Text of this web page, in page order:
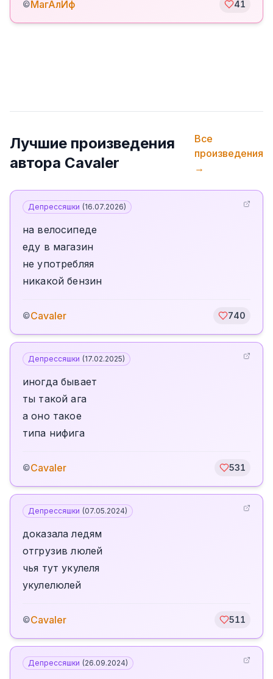
©МагАлИф 41
Лучшие произведения
автора Cavaler
Все
произведения
→
Депрессяшки (16.07.2026)
на велосипеде
еду в магазин
не употребляя
никакой бензин
©Cavaler 740
Депрессяшки (17.02.2025)
иногда бывает
ты такой ага
а оно такое
типа нифига
©Cavaler 531
Депрессяшки (07.05.2024)
доказала ледям
отгрузив люлей
чья тут укулеля
укулелюлей
©Cavaler 511
Депрессяшки (26.09.2024)